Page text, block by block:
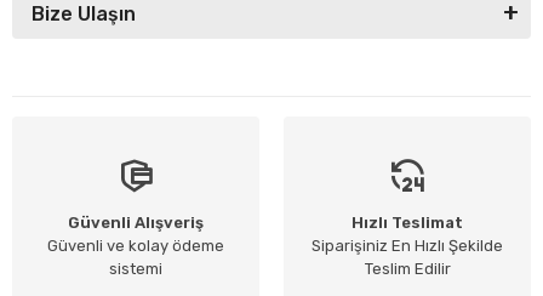
Bize Ulaşın
Güvenli Alışveriş
Güvenli ve kolay ödeme
sistemi
Hızlı Teslimat
Siparişiniz En Hızlı Şekilde
Teslim Edilir